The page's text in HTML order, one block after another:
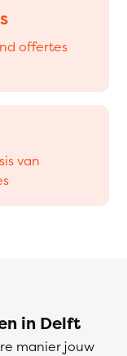
offertes
van
in Delft
manier jouw